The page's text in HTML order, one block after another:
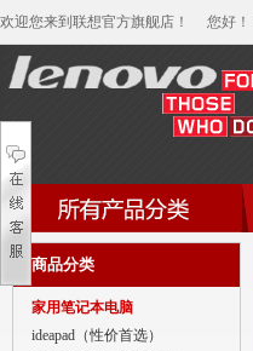
欢迎您来到联想官方旗舰店！ 您好 ！
家用笔记本电脑
商用笔记本电脑
商品分类
家用笔记本电脑
ideapad（性价首选）